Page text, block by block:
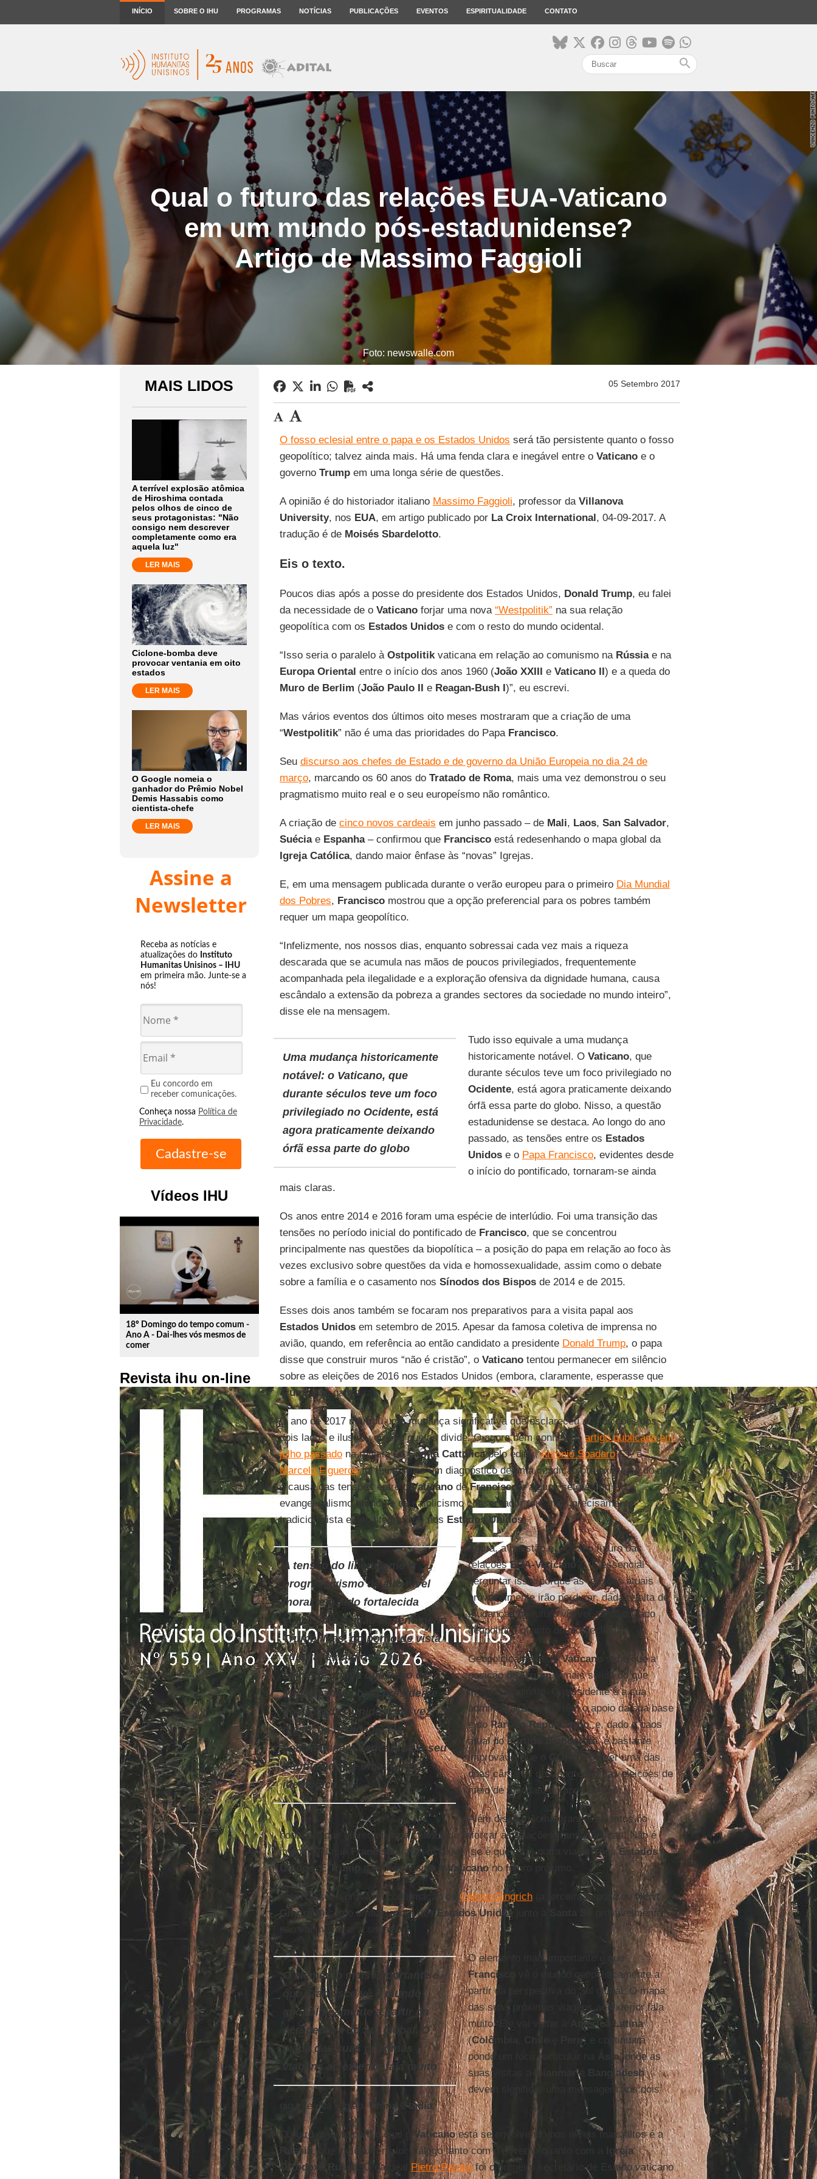
INÍCIO SOBRE O IHU PROGRAMAS NOTÍCIAS PUBLICAÇÕES EVENTOS ESPIRITUALIDADE CONTATO
search
Qual o futuro das relações EUA-Vaticano
em um mundo pós-estadunidense?
Artigo de Massimo Faggioli
Foto: newswalle.com
MAIS LIDOS
A terrível explosão atômica
de Hiroshima contada
pelos olhos de cinco de
seus protagonistas: "Não
consigo nem descrever
completamente como era
aquela luz"
LER MAIS
Ciclone-bomba deve
provocar ventania em oito
estados
LER MAIS
O Google nomeia o
ganhador do Prêmio Nobel
Demis Hassabis como
cientista-chefe
LER MAIS
Assine a
Newsletter
Receba as notícias e
atualizações do Instituto
Humanitas Unisinos – IHU
em primeira mão. Junte-se a
nós!
Eu concordo em
receber comunicações.
Conheça nossa Política de
Privacidade.
Vídeos IHU
play_circle_outline
18º Domingo do tempo comum -
Ano A - Dai-lhes vós mesmos de
comer
Revista ihu on-line
05 Setembro 2017
O fosso eclesial entre o papa e os Estados Unidos será tão persistente quanto o fosso
geopolítico; talvez ainda mais. Há uma fenda clara e inegável entre o Vaticanoe o
governo Trumpem uma longa série de questões.
A opinião é do historiador italiano Massimo Faggioli, professor da Villanova
University, nos EUA, em artigo publicado por La Croix International, 04-09-2017. A
tradução é de Moisés Sbardelotto.
Eis o texto.
Poucos dias após a posse do presidente dos Estados Unidos, Donald Trump, eu falei
da necessidade de o Vaticanoforjar uma nova “Westpolitik” na sua relação
geopolítica com os Estados Unidose com o resto do mundo ocidental.
“Isso seria o paralelo à Ostpolitikvaticana em relação ao comunismo na Rússiae na
Europa Oriental entre o início dos anos 1960 (João XXIII e Vaticano II) e a queda do
Muro de Berlim (João Paulo II e Reagan-Bush I)”, eu escrevi.
Mas vários eventos dos últimos oito meses mostraram que a criação de uma
“Westpolitik” não é uma das prioridades do PapaFrancisco.
Seu discurso aos chefes de Estado e de governo da União Europeia no dia 24 de
março, marcando os 60 anos do Tratado de Roma, mais uma vez demonstrou o seu
pragmatismo muito real e o seu europeísmo não romântico.
A criação de cinco novos cardeais em junho passado – de Mali, Laos, San Salvador,
Suéciae Espanha– confirmou que Franciscoestá redesenhando o mapa global da
Igreja Católica, dando maior ênfase às “novas” Igrejas.
E, em uma mensagem publicada durante o verão europeu para o primeiro Dia Mundial
dos Pobres, Franciscomostrou que a opção preferencial para os pobres também
requer um mapa geopolítico.
“Infelizmente, nos nossos dias, enquanto sobressai cada vez mais a riqueza
descarada que se acumula nas mãos de poucos privilegiados, frequentemente
acompanhada pela ilegalidade e a exploração ofensiva da dignidade humana, causa
escândalo a extensão da pobreza a grandes sectores da sociedade no mundo inteiro”,
disse ele na mensagem.
Uma mudança historicamente
notável: o Vaticano, que
durante séculos teve um foco
privilegiado no Ocidente, está
agora praticamente deixando
órfã essa parte do globo
Tudo isso equivale a uma mudança
historicamente notável. O Vaticano, que
durante séculos teve um foco privilegiado no
Ocidente, está agora praticamente deixando
órfã essa parte do globo. Nisso, a questão
estadunidense se destaca. Ao longo do ano
passado, as tensões entre os Estados
Unidose o Papa Francisco, evidentes desde
o início do pontificado, tornaram-se ainda
mais claras.
Os anos entre 2014 e 2016 foram uma espécie de interlúdio. Foi uma transição das
tensões no período inicial do pontificado de Francisco, que se concentrou
principalmente nas questões da biopolítica – a posição do papa em relação ao foco às
vezes exclusivo sobre questões da vida e homossexualidade, assim como o debate
sobre a família e o casamento nos Sínodos dos Bisposde 2014 e de 2015.
Esses dois anos também se focaram nos preparativos para a visita papal aos
Estados Unidosem setembro de 2015. Apesar da famosa coletiva de imprensa no
avião, quando, em referência ao então candidato a presidente Donald Trump, o papa
disse que construir muros “não é cristão”, o Vaticanotentou permanecer em silêncio
sobre as eleições de 2016 nos Estados Unidos (embora, claramente, esperasse que
Trumpnão ganharia).
O ano de 2017 marcou uma mudança significativa que esclareceu as posições dos
dois lados e ilustrou o golfo que os divide. O agora bem conhecidoartigo publicado em
julho passadona revistaLa Civiltà Cattolicapelo editor,Antonio Spadaro SJ, e
Marcelo Figueroafoi muito mais um diagnóstico de uma condição pré-existente do que
a causa das tensões entre oVaticanodeFranciscoe alguns setores do
evangelicalismo branco e do catolicismo conservador (ou, mais precisamente,
tradicionalista e neointegralista) nos Estados Unidos.
A tensão do liberalismo e
progressivismo de alto nível
moral tem sido fortalecida
como uma reação ao fenômeno
Trump. Mas, do ponto de vista
cultural e religioso, não
coincide com a oposição do
Papa Francisco ao presidente
dos Estados Unidos; em vez
disso, na realidade, ela
contribui para caricaturar o seu
pontificado de uma forma
ideológica
Agora, a questão é: “Qual o futuro das
relaçõesEUA-Vaticano ?”. É essencial
perguntar isso, porque as tensões atuais
provavelmente irão perdurar, dada a falta de
mudanças no futuro visível, tanto do lado
geopolítico quanto do lado eclesial.
Geopoliticamente, oVaticano
sabe que a
posição deTrumpé mais sólida do que
muitos imaginam. O presidente e a sua
administração ainda têm o apoio da sua base
e doPartido Republicano, e, dado o caos
atual doPartido Democrata, é bastante
improvável que o
GOP
irá perder uma das
duas câmaras do Congresso nas eleições de
meio de mandato do ano que vem.
Além disso, não há grandes eventos no
horizonte que ofereçam uma chance de reforçar as relações transatlânticas. Não é
imaginável que
Franciscofará em breve (se é que fará) outra viagem aosEstados
Unidos . E Trump não deve visitar oVaticanono futuro próximo.
Além disso, a provável confirmação de Calista Gingrich(a terceira esposa de Newt
Gingrich) como embaixadora dosEstados Unidosjunto à
provavelmente
não vai melhorar a situação.
O elemento mais importante é
que Francisco vê o mundo
geopoliticamente a partir da
perspectiva do Sul global. O
mapa das suas próximas
viagens ao exterior fala muito
O elemento mais importante é que
Francisco
vê o mundo geopoliticamente a
partir da perspectiva do Sul global. O mapa
das suas próximas viagens ao exterior fala
muito. Ele vai voltar à
América Latina
(Colômbia Peru) e continuará
pondo um foco particular na
Ásia, onde as
suas visitas a
e
Bangladesh
devem significar uma mensagem aos dois
gigantes da região,ChinaeÍndia.
O outro gigante com o qual o Vaticanoestá se envolvendo nos níveis mais altos é a
Rússia, que inclui um maior diálogo tanto com o governo quanto com a
Igreja
Ortodoxa Russa . O cardeal Pietro Parolinfoi o primeiro secretário de Estado vaticano